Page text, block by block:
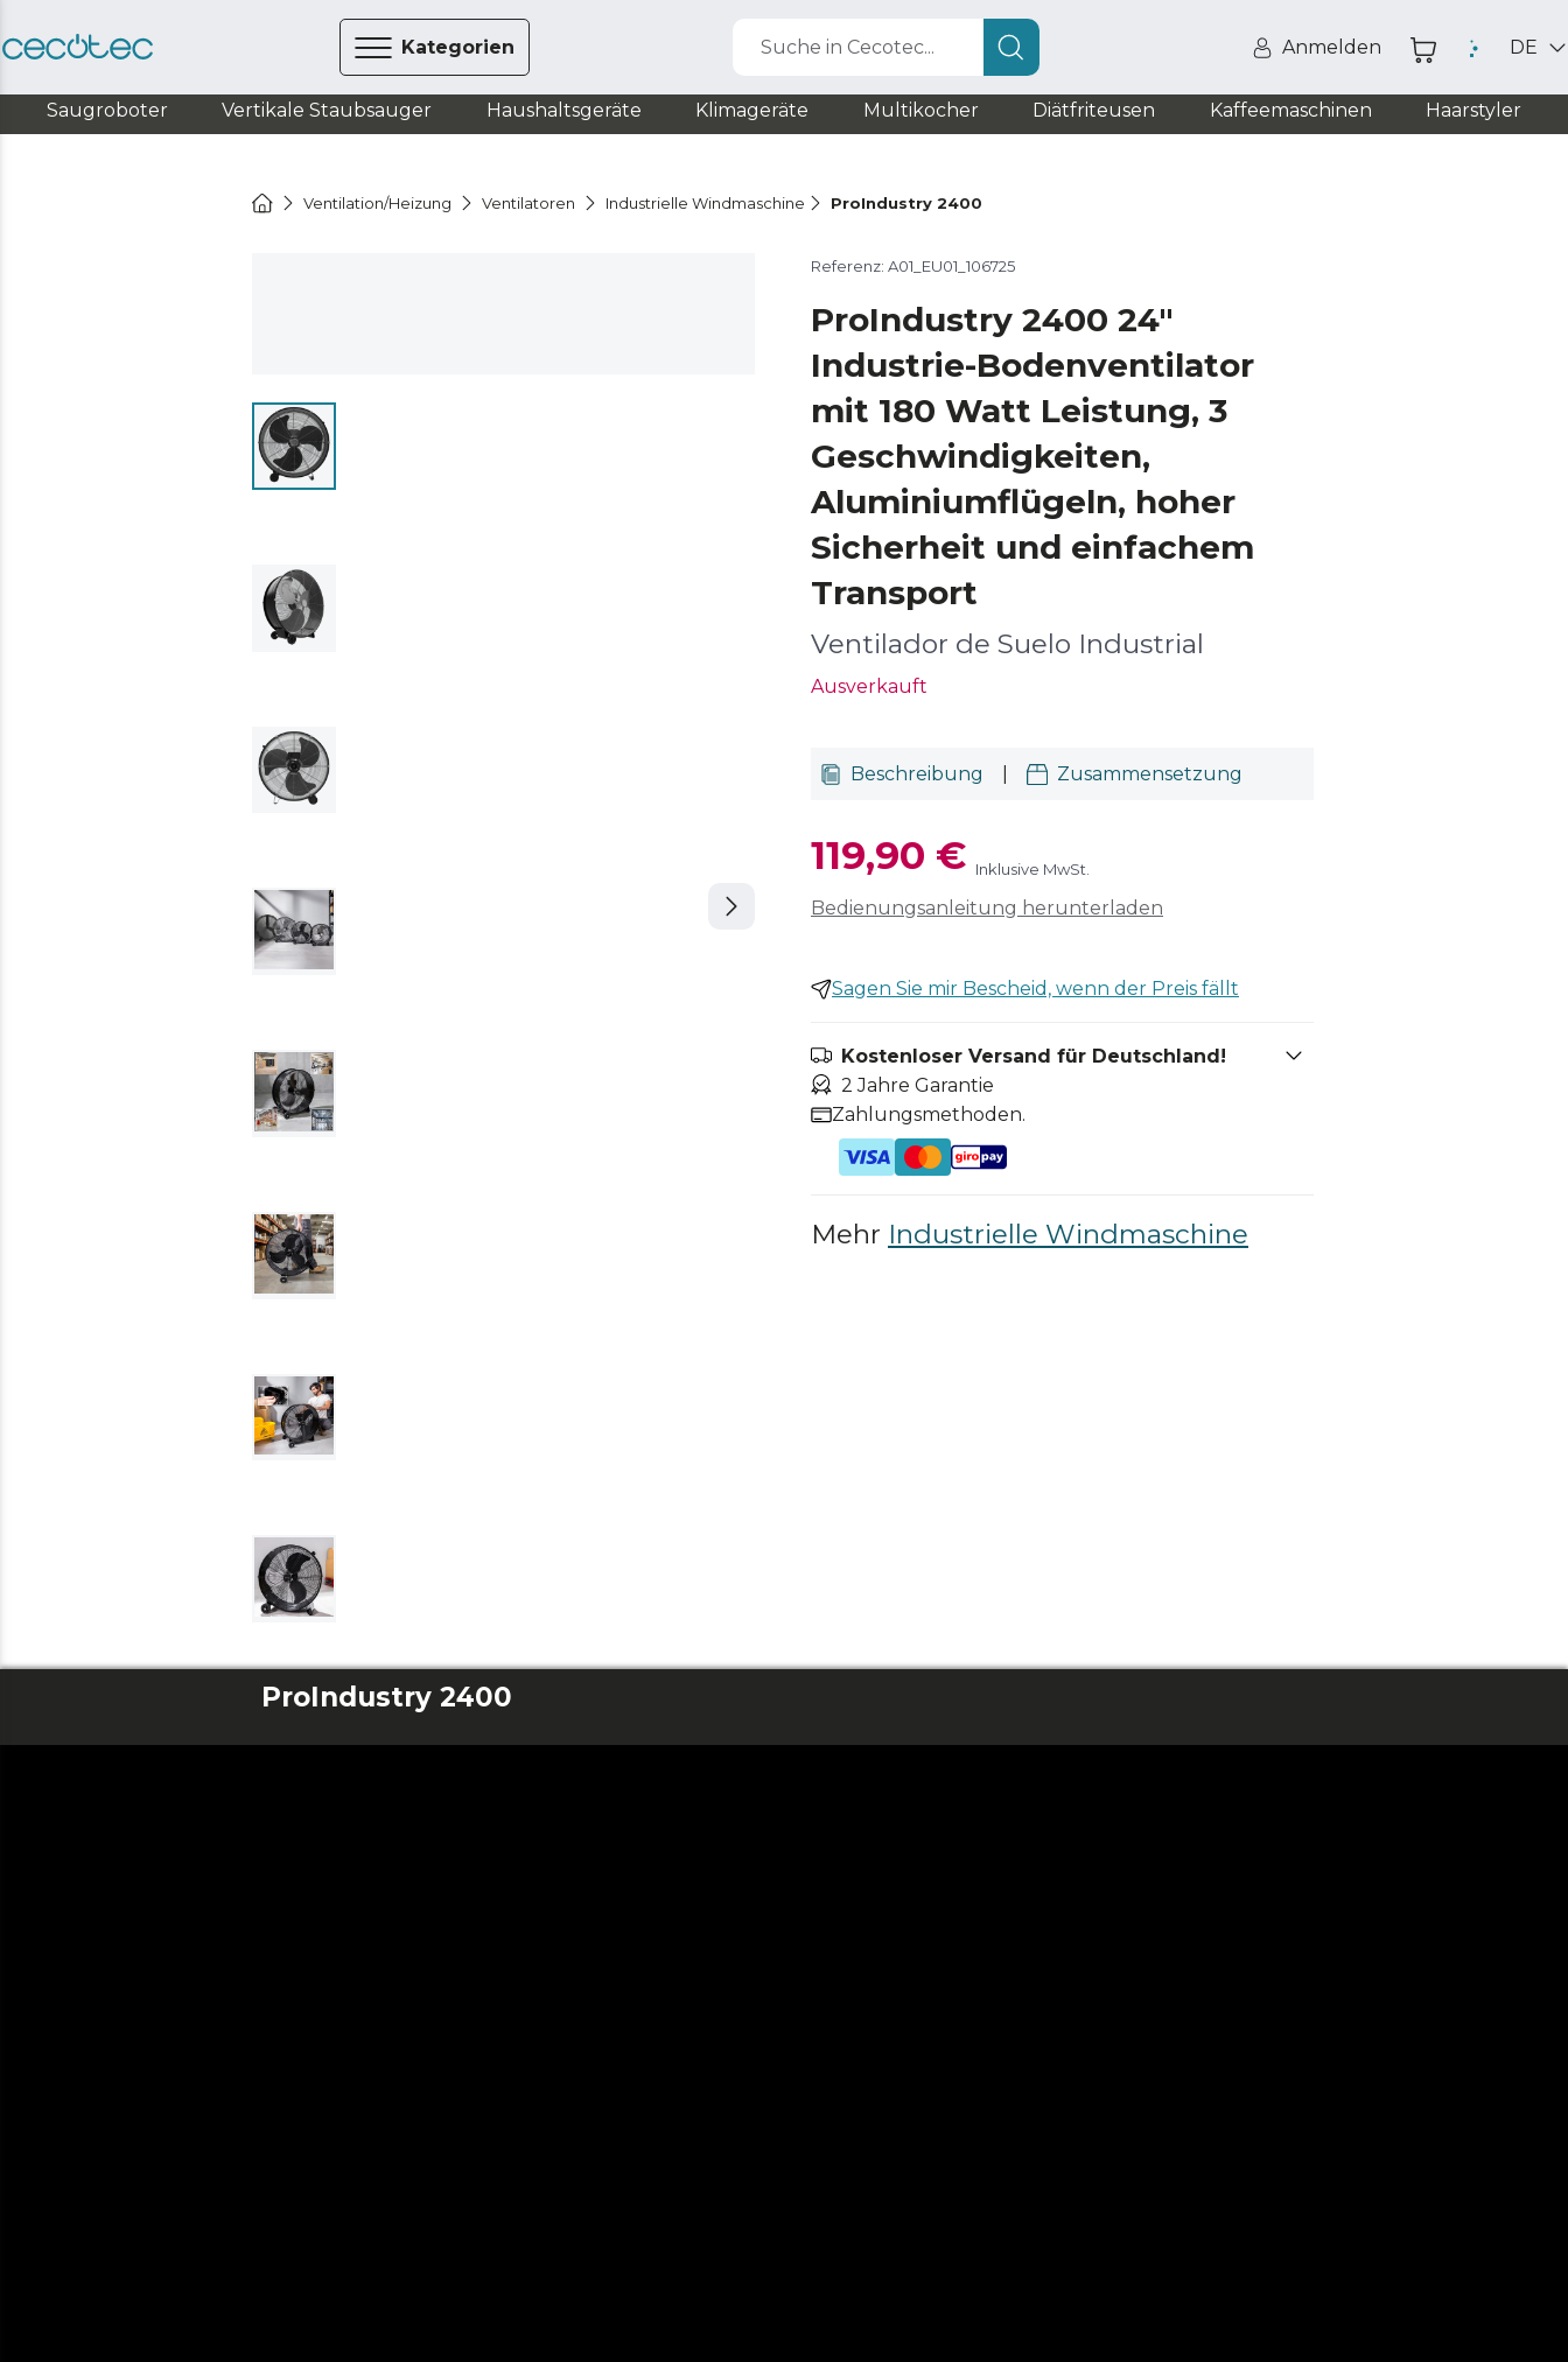
Kategorien Suche in Cecotec... Anmelden DE
Saugroboter Vertikale Staubsauger Haushaltsgeräte Klimageräte Multikocher Diätfriteusen Kaffeemaschinen Haarstyler
Ventilation/Heizung Ventilatoren Industrielle Windmaschine ProIndustry 2400
Referenz: A01_EU01_106725
ProIndustry 2400 24"
Industrie-Bodenventilator
mit 180 Watt Leistung, 3
Geschwindigkeiten,
Aluminiumflügeln, hoher
Sicherheit und einfachem
Transport
Ventilador de Suelo Industrial
Ausverkauft
Beschreibung Zusammensetzung
119,90 € Inklusive MwSt.
Bedienungsanleitung herunterladen
Sagen Sie mir Bescheid, wenn der Preis fällt
Kostenloser Versand für Deutschland!
2 Jahre Garantie
Zahlungsmethoden.
Mehr Industrielle Windmaschine
ProIndustry 2400